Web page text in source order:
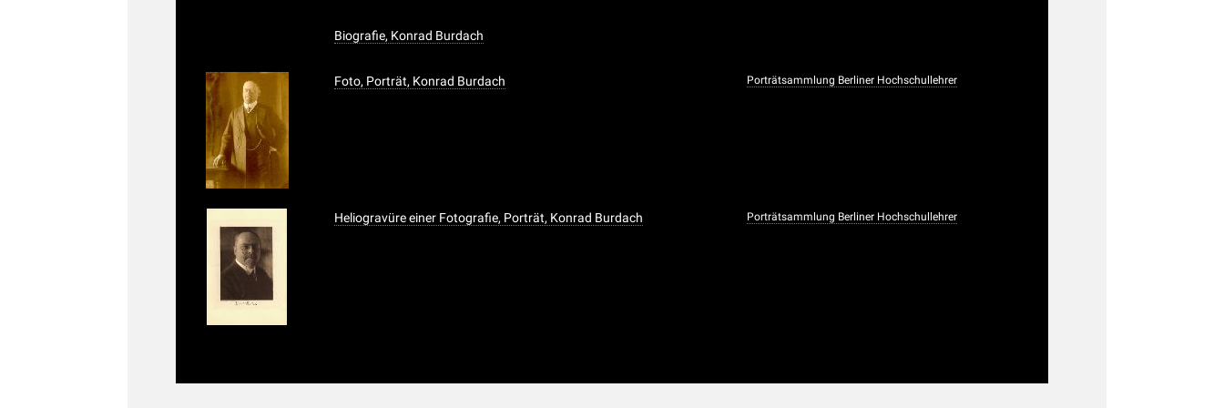
Biografie, Konrad Burdach
Foto, Porträt, Konrad Burdach Porträtsammlung Berliner Hochschullehrer
Heliogravüre einer Fotografie, Porträt, Konrad Burdach Porträtsammlung Berliner Hochschullehrer